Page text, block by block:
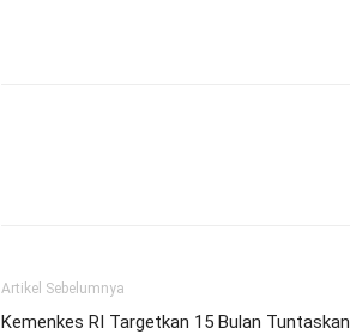
Artikel Sebelumnya
Kemenkes RI Targetkan 15 Bulan Tuntaskan